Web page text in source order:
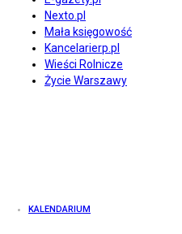
Nexto.pl
Mała księgowość
Kancelarierp.pl
Wieści Rolnicze
Życie Warszawy
KALENDARIUM